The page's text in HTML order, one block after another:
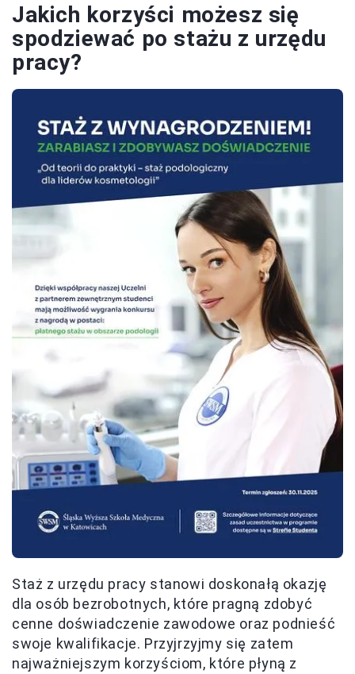
Jakich korzyści możesz się
spodziewać po stażu z urzędu
pracy?
Staż z urzędu pracy stanowi doskonałą okazję
dla osób bezrobotnych, które pragną zdobyć
cenne doświadczenie zawodowe oraz podnieść
swoje kwalifikacje. Przyjrzyjmy się zatem
najważniejszym korzyściom, które płyną z